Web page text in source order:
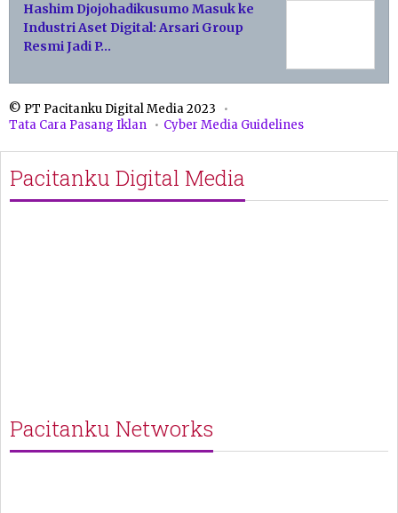
Hashim Djojohadikusumo Masuk ke
Industri Aset Digital: Arsari Group
Resmi Jadi P…
© PT Pacitanku Digital Media 2023
Tata Cara Pasang Iklan
Cyber Media Guidelines
Pacitanku Digital Media
Pacitanku Networks